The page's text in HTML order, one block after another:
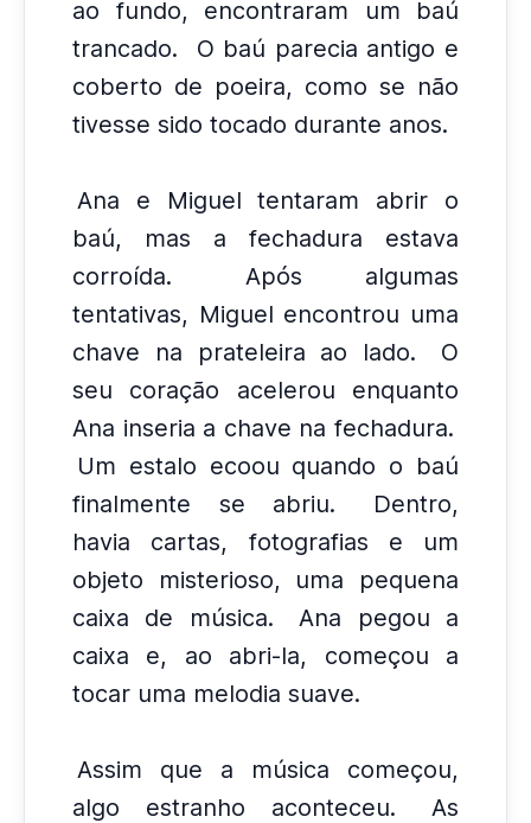
ao fundo, encontraram um baú
trancado.
O baú parecia antigo e
coberto de poeira, como se não
tivesse sido tocado durante anos.
Ana e Miguel tentaram abrir o
baú, mas a fechadura estava
corroída.
Após algumas
tentativas, Miguel encontrou uma
chave na prateleira ao lado.
O
seu coração acelerou enquanto
Ana inseria a chave na fechadura.
Um estalo ecoou quando o baú
finalmente se abriu.
Dentro,
havia cartas, fotografias e um
objeto misterioso, uma pequena
caixa de música.
Ana pegou a
caixa e, ao abri-la, começou a
tocar uma melodia suave.
Assim que a música começou,
algo estranho aconteceu.
As